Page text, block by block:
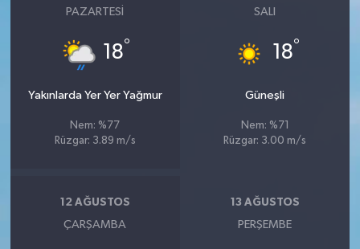
PAZARTESI
18°
Yakınlarda Yer Yer Yağmur
Nem: %77
Rüzgar: 3.89 m/s
SALI
18°
Güneşli
Nem: %71
Rüzgar: 3.00 m/s
12 AĞUSTOS
ÇARŞAMBA
13 AĞUSTOS
PERŞEMBE